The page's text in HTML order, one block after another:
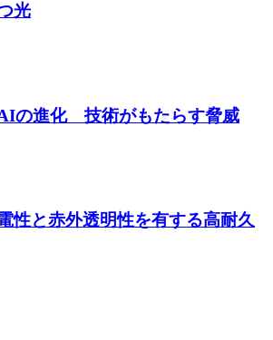
光
の進化 技術がもたらす脅威
性と赤外透明性を有する高耐久